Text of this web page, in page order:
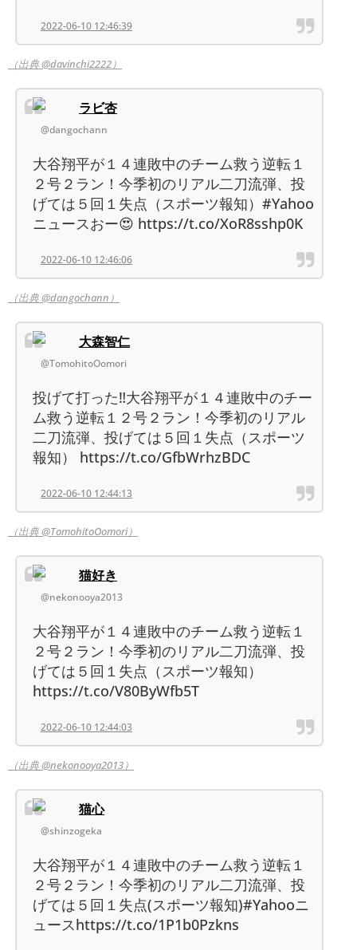
2022-06-10 12:46:39
（出典 @davinchi2222）
ラビ杏
@dangochann
大谷翔平が１４連敗中のチーム救う逆転１
２号２ラン！今季初のリアル二刀流弾、投
げては５回１失点（スポーツ報知）#Yahoo
ニュースおー😍 https://t.co/XoR8sshp0K
2022-06-10 12:46:06
（出典 @dangochann）
大森智仁
@TomohitoOomori
投げて打った‼️大谷翔平が１４連敗中のチー
ム救う逆転１２号２ラン！今季初のリアル
二刀流弾、投げては５回１失点（スポーツ
報知） https://t.co/GfbWrhzBDC
2022-06-10 12:44:13
（出典 @TomohitoOomori）
猫好き
@nekonooya2013
大谷翔平が１４連敗中のチーム救う逆転１
２号２ラン！今季初のリアル二刀流弾、投
げては５回１失点（スポーツ報知）
https://t.co/V80ByWfb5T
2022-06-10 12:44:03
（出典 @nekonooya2013）
猫心
@shinzogeka
大谷翔平が１４連敗中のチーム救う逆転１
２号２ラン！今季初のリアル二刀流弾、投
げては５回１失点(スポーツ報知)#Yahooニ
ュースhttps://t.co/1P1b0Pzkns